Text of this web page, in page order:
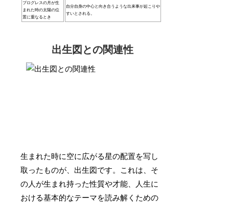
プログレスの月が生
まれた時の太陽の位
置に重なるとき
自分自身の中心と向き合うような出来事が起こりや
すいとされる。
出生図との関連性
生まれた時に空に広がる星の配置を写し
取ったものが、出生図です。これは、そ
の人が生まれ持った性質や才能、人生に
おける基本的なテーマを読み解くための